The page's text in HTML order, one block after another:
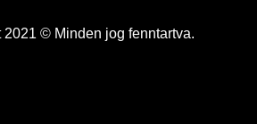
2021 © Minden jog fenntartva.